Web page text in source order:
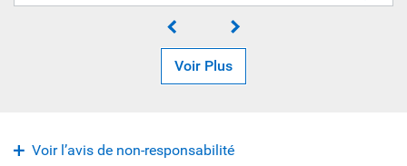
Voir Plus
Voir l’avis de non-responsabilité